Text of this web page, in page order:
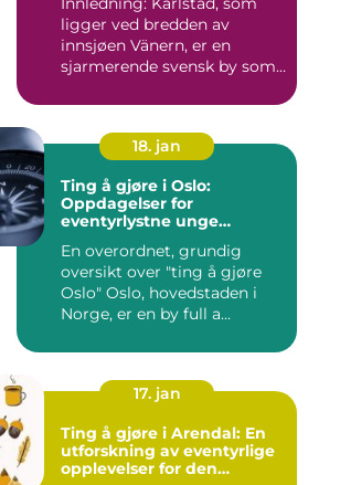
ligger ved bredden av
innsjøen Vänern, er en
sjarmerende svensk by som
18. jan
Ting å gjøre i Oslo:
Oppdagelser for
eventyrlystne unge
En overordnet, grundig
oversikt over "ting å gjøre
Oslo" Oslo, hovedstaden i
Norge, er en by full a...
17. jan
Ting å gjøre i Arendal: En
utforskning av eventyrlige
opplevelser for den